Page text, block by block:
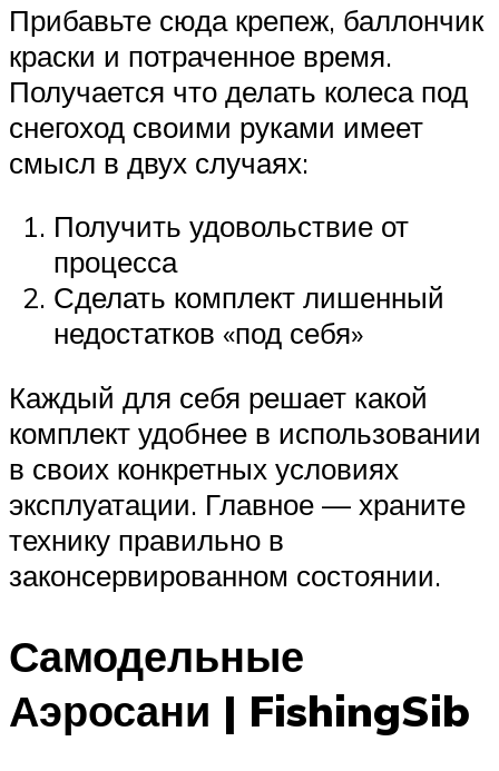
Прибавьте сюда крепеж, баллончик
краски и потраченное время.
Получается что делать колеса под
снегоход своими руками имеет
смысл в двух случаях:
Получить удовольствие от
процесса
Сделать комплект лишенный
недостатков «под себя»
Каждый для себя решает какой
комплект удобнее в использовании
в своих конкретных условиях
эксплуатации. Главное — храните
технику правильно в
законсервированном состоянии.
Самодельные
Аэросани | FishingSib